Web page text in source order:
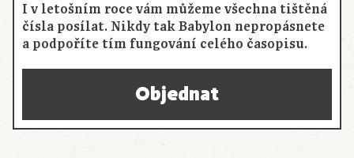
I v letošním roce vám můžeme všechna tištěná
čísla posílat. Nikdy tak Babylon nepropásnete
a podpoříte tím fungování celého časopisu.
Objednat